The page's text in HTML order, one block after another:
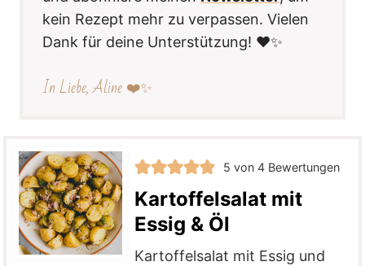
kein Rezept mehr zu verpassen. Vielen
Dank für deine Unterstützung! ❤️✨
In Liebe, Aline ❤️✨
5 von4 Bewertungen
Kartoffelsalat mit
Essig & Öl
Kartoffelsalat mit Essig und